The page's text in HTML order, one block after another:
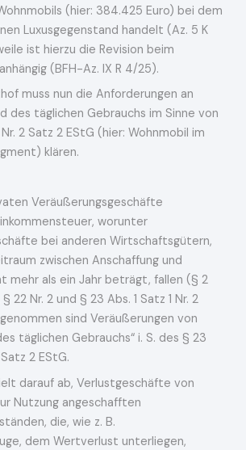
(hier: 384.425 Euro) bei dem
Luxusgegenstand handelt (Az. 5 K
ist hierzu die Revision beim
(BFH-Az. IX R 4/25).
muss nun die Anforderungen an
des täglichen Gebrauchs im Sinne von
Nr. 2 Satz 2 EStG (hier: Wohnmobil im
klären.
Veräußerungsgeschäfte
worunter
bei anderen Wirtschaftsgütern,
zwischen Anschaffung und
mehr als ein Jahr beträgt, fallen (§ 2
§ 22 Nr. 2 und § 23 Abs. 1 Satz 1 Nr. 2
sind Veräußerungen von
täglichen Gebrauchs“ i. S. des § 23
2 EStG.
darauf ab, Verlustgeschäfte von
Nutzung angeschafften
die, wie z. B.
dem Wertverlust unterliegen,